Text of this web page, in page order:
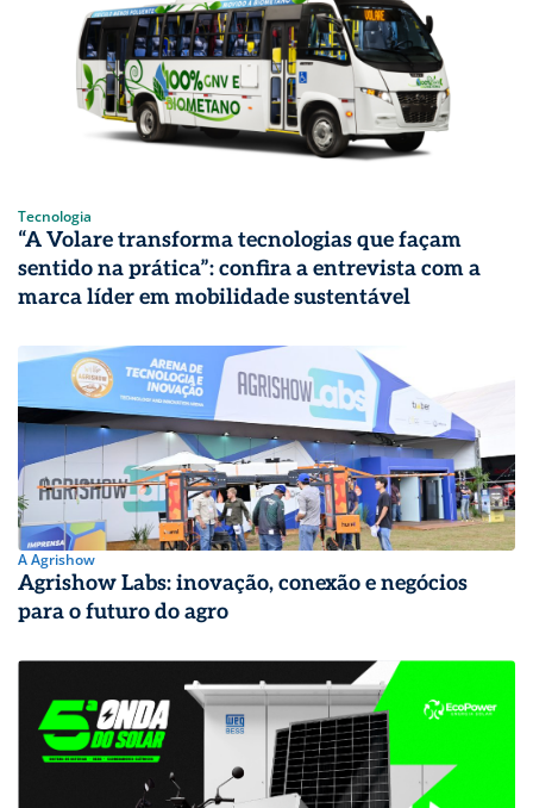
Tecnologia
“A Volare transforma tecnologias que façam
sentido na prática”: confira a entrevista com a
marca líder em mobilidade sustentável
A Agrishow
Agrishow Labs: inovação, conexão e negócios
para o futuro do agro